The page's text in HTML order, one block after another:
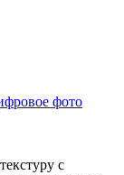
фото
с